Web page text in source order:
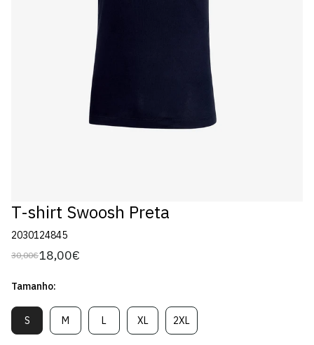
T-shirt Swoosh Preta
2030124845
Preço
30,00€
Preço
venda
18,00€
Tamanho:
SVariante
Esgotada
MVariante
Esgotada
LVariante
Esgotada
XLVariante
Esgotada
2XLVariante
Esgotada